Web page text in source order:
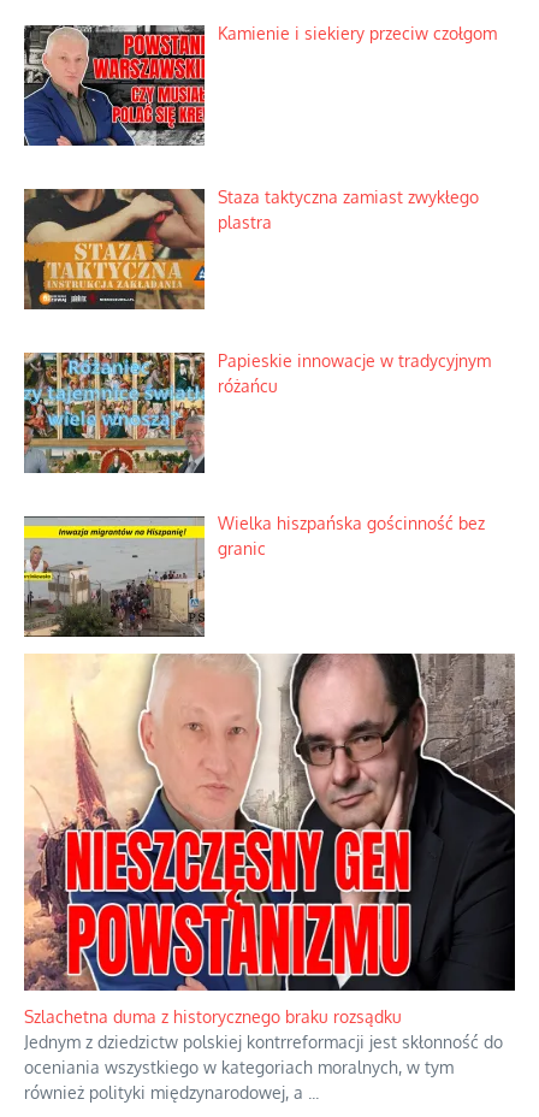
Kamienie i siekiery przeciw czołgom
Staza taktyczna zamiast zwykłego
plastra
Papieskie innowacje w tradycyjnym
różańcu
Wielka hiszpańska gościnność bez
granic
Szlachetna duma z historycznego braku rozsądku
Jednym z dziedzictw polskiej kontrreformacji jest skłonność do
oceniania wszystkiego w kategoriach moralnych, w tym
również polityki międzynarodowej, a